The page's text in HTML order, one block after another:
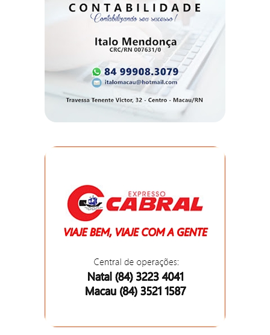
EMANCIPAÇÃO
POLÍTICA
EMPREENDIMENTO
ENTREVISTA
ESPORTE
EVENTOS